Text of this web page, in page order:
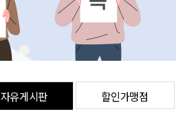
찾아오시는길
자유게시판 할인가맹점